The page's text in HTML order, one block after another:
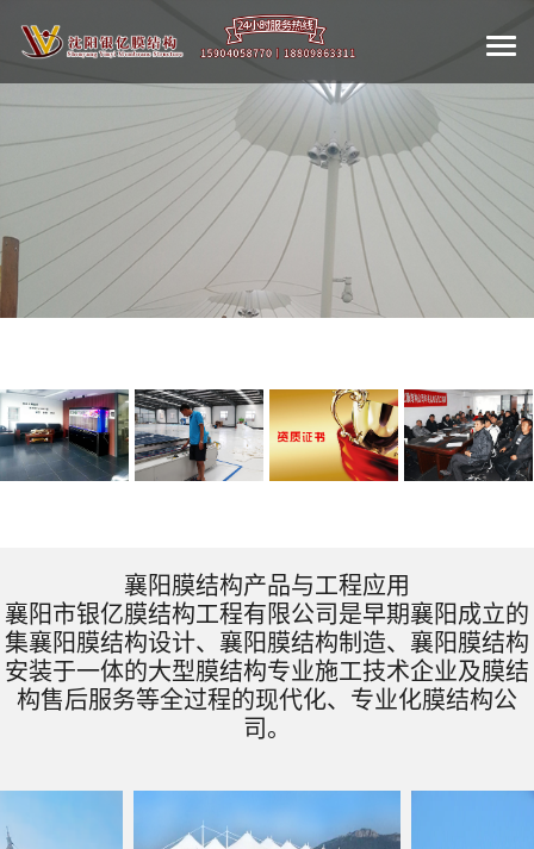
襄阳膜结构产品与工程应用
襄阳市银亿膜结构工程有限公司是早期襄阳成立的
集襄阳膜结构设计、襄阳膜结构制造、襄阳膜结构
安装于一体的大型膜结构专业施工技术企业及膜结
构售后服务等全过程的现代化、专业化膜结构公
司。